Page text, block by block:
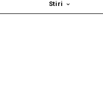
Stiri